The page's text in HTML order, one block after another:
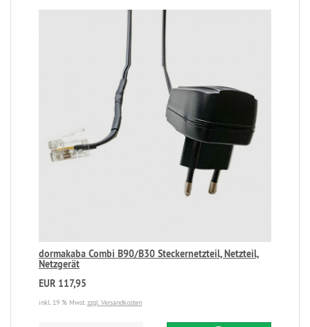
dormakaba Combi B90/B30 Steckernetzteil, Netzteil,
Netzgerät
EUR 117,95
inkl. 19 % Mwst.zzgl. Versandkosten